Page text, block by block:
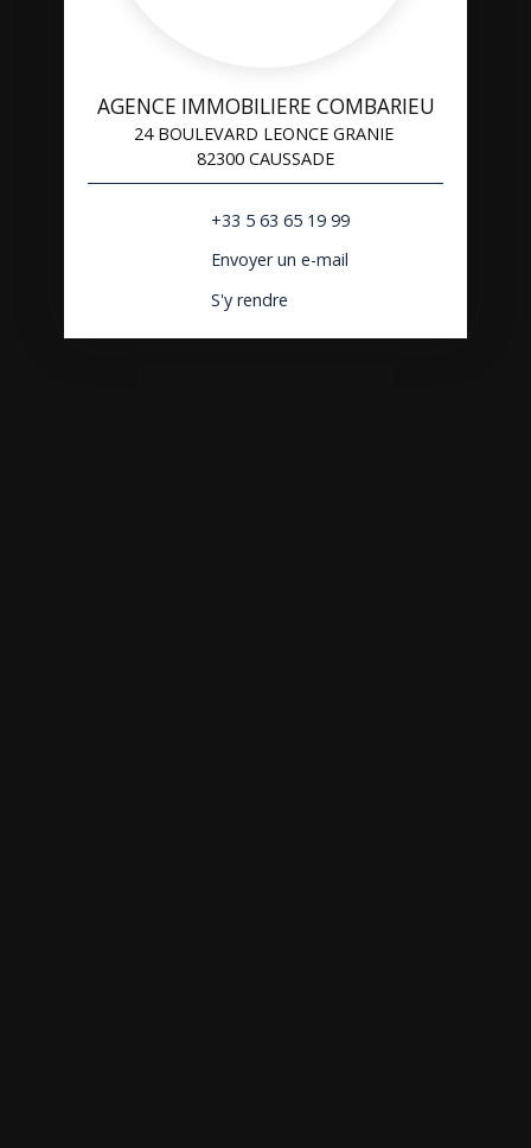
AGENCE IMMOBILIERE COMBARIEU
24 BOULEVARD LEONCE GRANIE
82300 CAUSSADE
+33 5 63 65 19 99
Envoyer un e-mail
S'y rendre